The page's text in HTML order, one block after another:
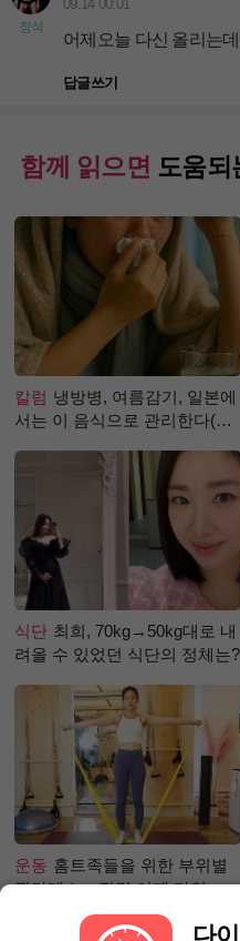
정석
09.14 00:01
어제오늘 다신 올리는
답글쓰기
함께 읽으면 도움되
칼럼 냉방병, 여름감기, 일본에
서는 이 음식으로 관리한다(생
식단 최희, 70kg→50kg대로 내
려올 수 있었던 식단의 정체는?
운동 홈트족들을 위한 부위별
필라테스 – 직각 어깨 라인 만
다